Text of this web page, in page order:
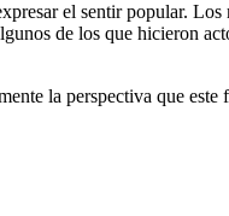
el sentir popular.
de los que hicieron
la perspectiva que este